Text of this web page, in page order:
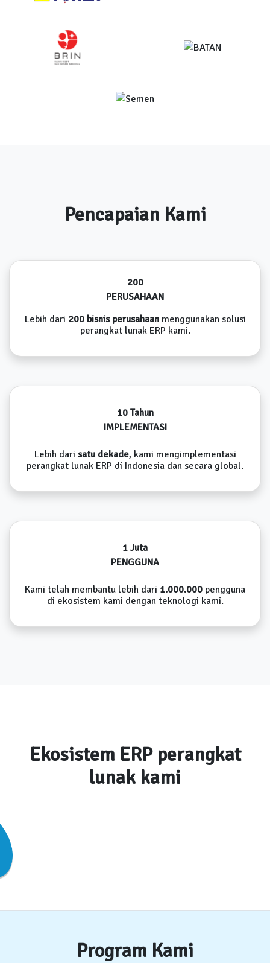
Pencapaian Kami
200
PERUSAHAAN
Lebih dari 200 bisnis perusahaanmenggunakan solusi
perangkat lunak ERP kami.
10 Tahun
IMPLEMENTASI
Lebih dari satu dekade, kami mengimplementasi
perangkat lunak ERP di Indonesia dan secara global.
1 Juta
PENGGUNA
Kami telah membantu lebih dari 1.000.000 pengguna
di ekosistem kami dengan teknologi kami.
Ekosistem ERP perangkat
lunak kami
Program Kami